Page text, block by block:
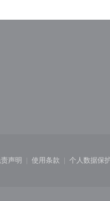
口中打开))
在新窗口中打开))
声明
((在新窗口中打开))
使用条款
((在新窗口中打开))
个人数据保
((